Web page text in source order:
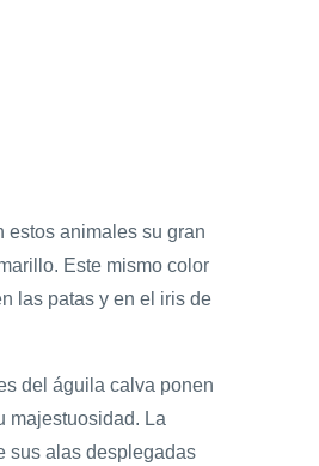
estos animales su gran
Este mismo color
las patas y en el iris de
del águila calva ponen
majestuosidad. La
sus alas desplegadas